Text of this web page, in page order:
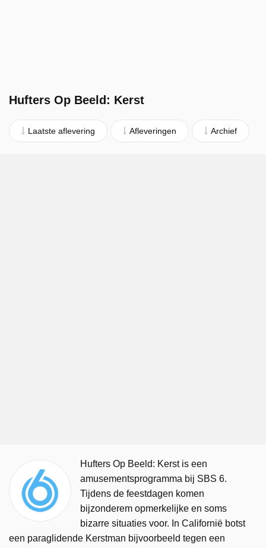
Hufters Op Beeld: Kerst
Laatste aflevering Afleveringen Archief
Hufters Op Beeld: Kerst is een
amusementsprogramma bij SBS 6.
Tijdens de feestdagen komen
bijzonderem opmerkelijke en soms
bizarre situaties voor. In Californië botst
een paraglidende Kerstman bijvoorbeeld tegen een